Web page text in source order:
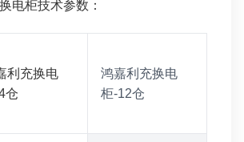
电柜技术参数：
利充换电
仓
鸿嘉利充换电
柜-12仓